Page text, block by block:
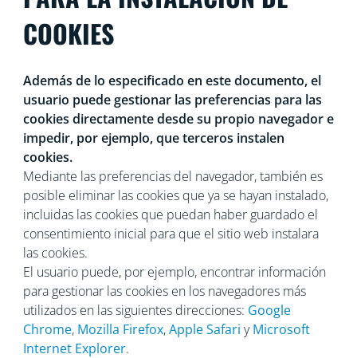
COOKIES
Además de lo especificado en este documento, el
usuario puede gestionar las preferencias para las
cookies directamente desde su propio navegador e
impedir, por ejemplo, que terceros instalen
cookies.
Mediante las preferencias del navegador, también es
posible eliminar las cookies que ya se hayan instalado,
incluidas las cookies que puedan haber guardado el
consentimiento inicial para que el sitio web instalara
las cookies.
El usuario puede, por ejemplo, encontrar información
para gestionar las cookies en los navegadores más
utilizados en las siguientes direcciones: Google
Chrome, Mozilla Firefox,Apple Safari yMicrosoft
Internet Explorer.